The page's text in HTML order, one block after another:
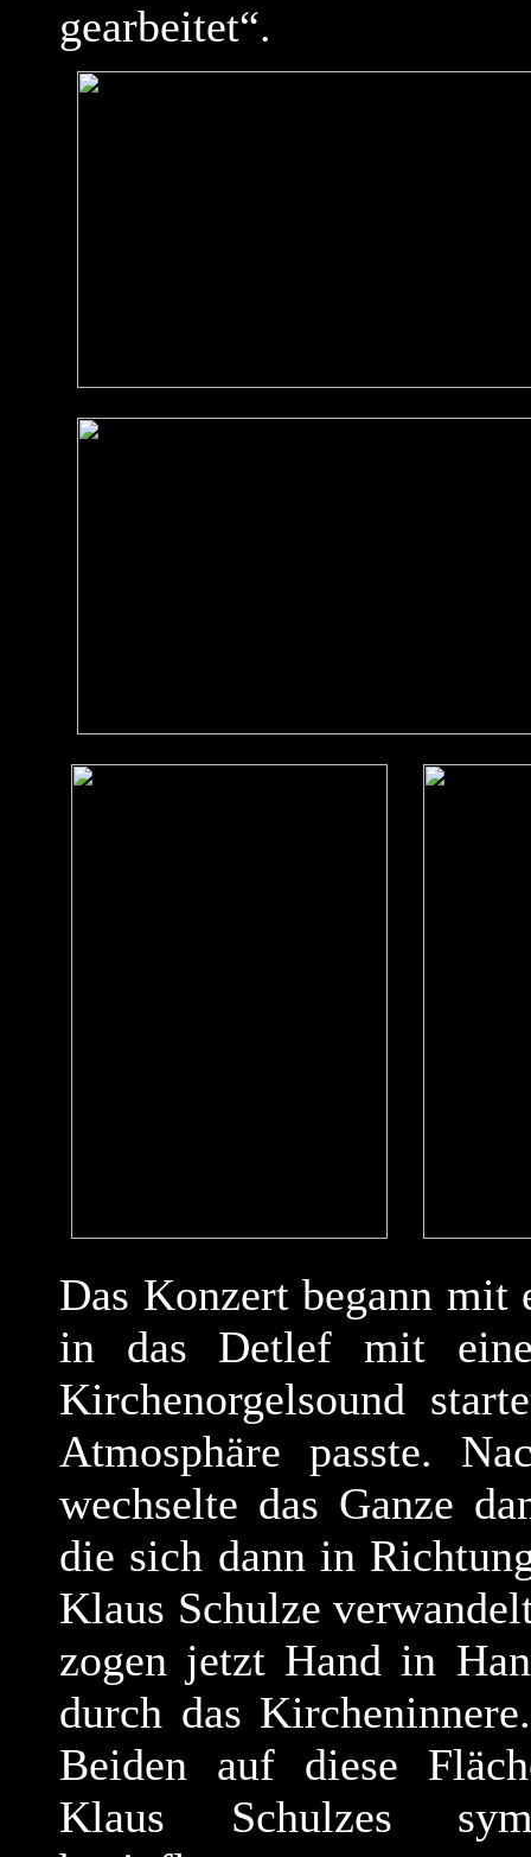
gearbeitet“.
Das Konzert begann mit
in das Detlef mit
Kirchenorgelsound
Atmosphäre passte.
wechselte das Ganze
die sich dann in
Klaus Schulze
zogen jetzt Hand in
durch das
Beiden auf diese
Klaus Schulzes